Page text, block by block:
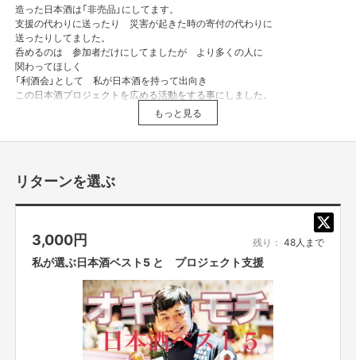
造った日本酒は「非売品」にしてます。
支援の代わりに送ったり 災害が起きた時の寄付の代わりに
送ったりしてました。
呑めるのは 参加者だけにしてましたが より多くの人に
関わってほしく
「利酒会」として 私が日本酒を持って出向き
この日本酒プロジェクトを広める活動をする事にしました。
飲食店されてる方から 何か個人イベント開催予定の
方 私を呼んで利酒会パーティーしませんか
日本酒プロジェクトはじめての方へ
この企画は今年で7年目になります。
だからこそ、はじめて参加する方も大歓迎です。
日本酒の呑みからスタートして 稲刈りや 仕込み
もっと見る
リターンを選ぶ
3,000円 残り： 48人まで
私が選ぶ日本酒ベスト5 と プロジェクト支援